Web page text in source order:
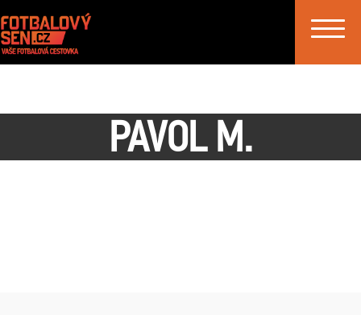
Toggle
PAVOL M.